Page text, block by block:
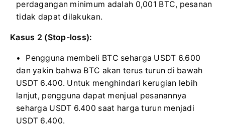
perdagangan minimum adalah 0,001 BTC, pesanan
tidak dapat dilakukan.
Kasus 2 (Stop-loss):
Pengguna membeli BTC seharga USDT 6.600
dan yakin bahwa BTC akan terus turun di bawah
USDT 6.400. Untuk menghindari kerugian lebih
lanjut, pengguna dapat menjual pesanannya
seharga USDT 6.400 saat harga turun menjadi
USDT 6.400.